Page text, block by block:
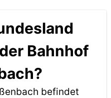
Bahnhof
befindet